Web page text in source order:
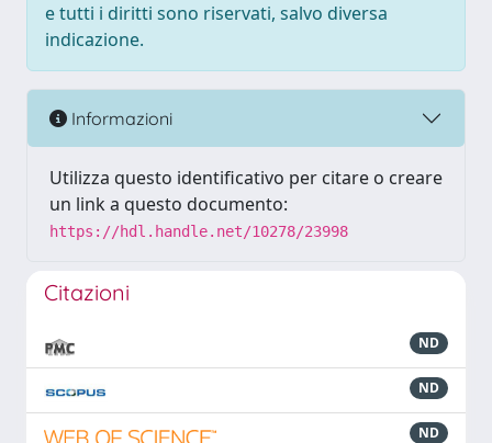
e tutti i diritti sono riservati, salvo diversa
indicazione.
Informazioni
Utilizza questo identificativo per citare o creare
un link a questo documento:
https://hdl.handle.net/10278/23998
Citazioni
ND
ND
ND